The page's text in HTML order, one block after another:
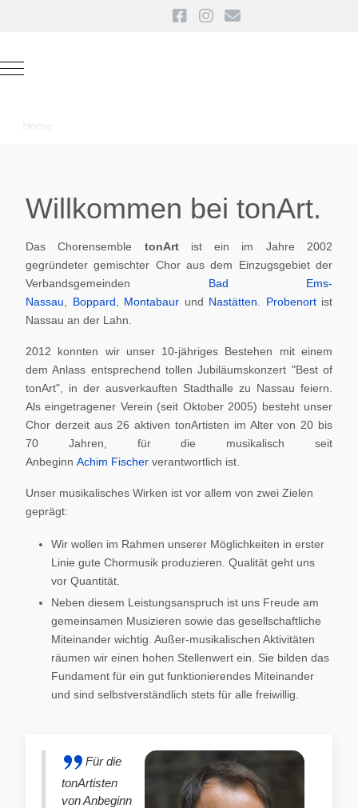
Mobile Menu Toggle
Home
Willkommen bei tonArt.
Das Chorensemble tonArt ist ein im Jahre 2002
gegründeter gemischter Chor aus dem Einzugsgebiet der
Verbandsgemeinden Bad Ems-
Nassau
Boppard Montabaur und Nastätten Probenortist
Nassau an der Lahn.
2012 konnten wir unser 10-jähriges Bestehen mit einem
dem Anlass entsprechend tollen Jubiläumskonzert "Best of
tonArt", in der ausverkauften Stadthalle zu Nassau feiern.
Als eingetragener Verein (seit Oktober 2005) besteht unser
Chor derzeit aus 26 aktiven tonArtisten im Alter von 20 bis
70 Jahren, für die musikalisch seit
Anbeginn Achim Fischer verantwortlich ist.
Unser musikalisches Wirken ist vor allem von zwei Zielen
geprägt:
Wir wollen im Rahmen unserer Möglichkeiten in erster
Linie gute Chormusik produzieren. Qualität geht uns
vor Quantität.
Neben diesem Leistungsanspruch ist uns Freude am
gemeinsamen Musizieren sowie das gesellschaftliche
Miteinander wichtig. Außer-musikalischen Aktivitäten
räumen wir einen hohen Stellenwert ein. Sie bilden das
Fundament für ein gut funktionierendes Miteinander
und sind selbstverständlich stets für alle freiwillig.
Für die
tonArtisten
von Anbeginn